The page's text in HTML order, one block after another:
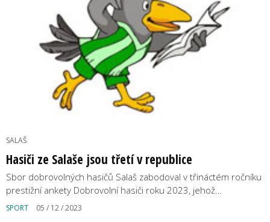
SALAŠ
Hasiči ze Salaše jsou třetí v republice
Sbor dobrovolných hasičů Salaš zabodoval v třináctém ročníku
prestižní ankety Dobrovolní hasiči roku 2023, jehož…
SPORT 05 / 12 / 2023